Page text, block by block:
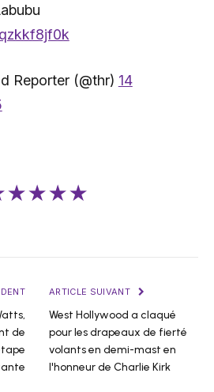
Reporter (@thr) 14
de
ARTICLE SUIVANT
West Hollywood a claqué
pour les drapeaux de fierté
volants en demi-mast en
l'honneur de Charlie Kirk